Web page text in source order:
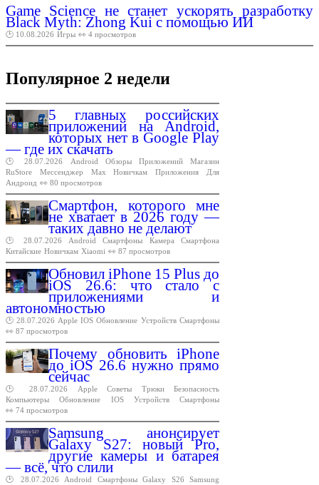
Game Science не станет ускорять разработку
Black Myth: Zhong Kui с помощью ИИ
🕑 10.08.2026 Игры 👀 4 просмотров
Популярное 2 недели
5 главных российских
приложений на Android,
которых нет в Google Play
— где их скачать
🕑 28.07.2026 Android Обзоры Приложений
Магазин
RuStore
Мессенджер Max Новичкам Приложения
Для
Андроид 👀 80 просмотров
Смартфон, которого мне
не хватает в 2026 году —
таких давно не делают
🕑 28.07.2026 Android Смартфоны Камера
Смартфона
Китайские Новичкам Xiaomi 👀 87 просмотров
Обновил iPhone 15 Plus до
iOS 26.6: что стало с
приложениями и
автономностью
🕑 28.07.2026 Apple IOS Обновление Устройств Смартфоны
👀 87 просмотров
Почему обновить iPhone
до iOS 26.6 нужно прямо
сейчас
🕑 28.07.2026 Apple Советы Трюки
Безопасность
Компьютеры
Обновление IOS Устройств
Смартфоны
👀 74 просмотров
Samsung анонсирует
Galaxy S27: новый Pro,
другие камеры и батарея
— всё, что слили
🕑 28.07.2026 Android Смартфоны Galaxy S26
Samsung